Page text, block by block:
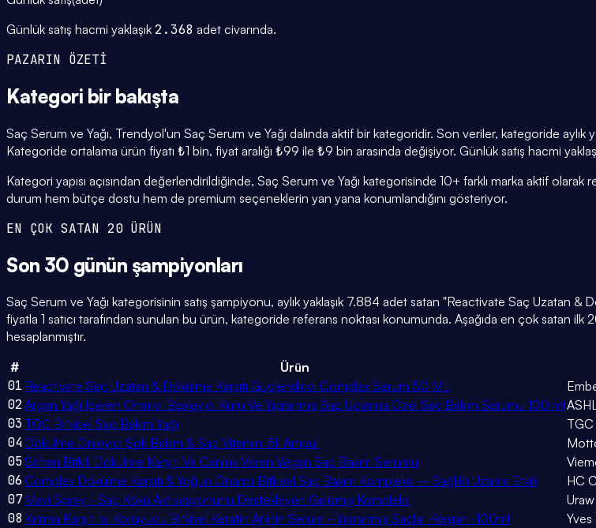
Günlük satış hacmi yaklaşık 2.368 adet civarında.
PAZARIN ÖZETİ
Kategori bir bakışta
Saç Serum ve Yağı, Trendyol'un Saç Serum ve Yağı dalında aktif bir kategoridir. Son veriler, kategoride
Kategoride ortalama ürün fiyatı ₺1 bin, fiyat aralığı ₺99 ile ₺9 bin arasında değişiyor. Günlük satış hacmi
Kategori yapısı açısından değerlendirildiğinde, Saç Serum ve Yağı kategorisinde 10+ farklı marka aktif
durum hem bütçe dostu hem de premium seçeneklerin yan yana konumlandığını gösteriyor.
EN ÇOK SATAN 20 ÜRÜN
Son 30 günün şampiyonları
Saç Serum ve Yağı kategorisinin satış şampiyonu, aylık yaklaşık 7.884 adet satan "Reactivate Saç Uzatan
fiyatla 1 satıcı tarafından sunulan bu ürün, kategoride referans noktası konumunda. Aşağıda en çok satan
hesaplanmıştır.
#
Ürün
01 Reactivate Saç Uzatan & Dökülme Karşıtı Güçlendirici Complex Serum 50 ML
02 Argan Yağı Içeren Onarıcı Besleyici Kuru Ve Yıpranmış Saç Uçlarına Özel Saç Bakım Serumu 100 ml
03 TGC Bitkisel Saç Bakım Yağı
04 Dökülme Önleyici Şok Bakım & Saç Vitamini 5li Ampul
05Safran Bitkili Dökülme Karşıtı Ve Canlılık Veren Vegan Saç Bakım Serumu
06 Complex Dökülme Karşıtı & Yoğun Onarıcı Bitkisel Saç Bakım Kompleksi – Sağlıklı Uzama Etkili HC
07Mavi Sprey - Saç Kökü Aktivasyonunu Destekleyen Gelişmiş Kompleks Uraw
08 Kırılma Karşıtı Isı Koruyucu Bitkisel Keratin Arjinin Serum - Yıpranmış Saçlar -Vegan -100ml